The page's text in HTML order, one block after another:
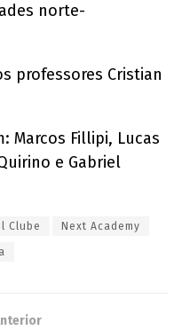
norte-
professores Cristian
Marcos Fillipi, Lucas
e Gabriel
Clube Next Academy